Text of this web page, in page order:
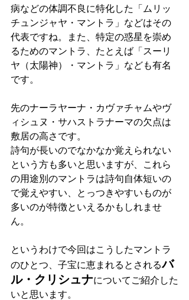
病などの体調不良に特化した「ムリッ
チュンジャヤ・マントラ」などはその
代表ですね。また、特定の惑星を崇め
るためのマントラ、たとえば「スーリ
ヤ（太陽神）・マントラ」なども有名
です。
先のナーラヤーナ・カヴァチャムやヴ
ィシュヌ・サハストラナーマの欠点は
敷居の高さです。
詩句が長いのでなかなか覚えられない
という方も多いと思いますが、これら
の用途別のマントラは詩句自体短いの
で覚えやすい、とっつきやすいものが
多いのが特徴といえるかもしれませ
ん。
というわけで今回はこうしたマントラ
のひとつ、子宝に恵まれるとされるバ
ル・クリシュナについてご紹介した
いと思います。